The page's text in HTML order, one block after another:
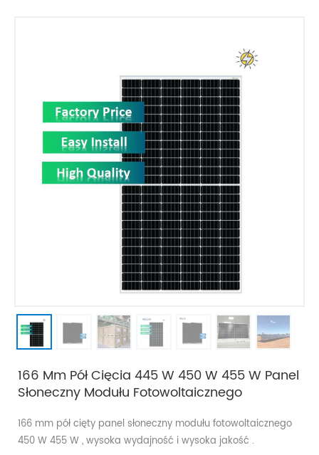
166 Mm Pół Cięcia 445 W 450 W 455 W Panel
Słoneczny Modułu Fotowoltaicznego
166 mm pół cięty panel słoneczny modułu fotowoltaicznego
450 W 455 W , wysoka wydajność i wysoka jakość .